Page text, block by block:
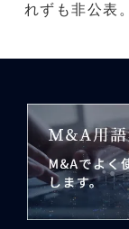
れずも非公表。